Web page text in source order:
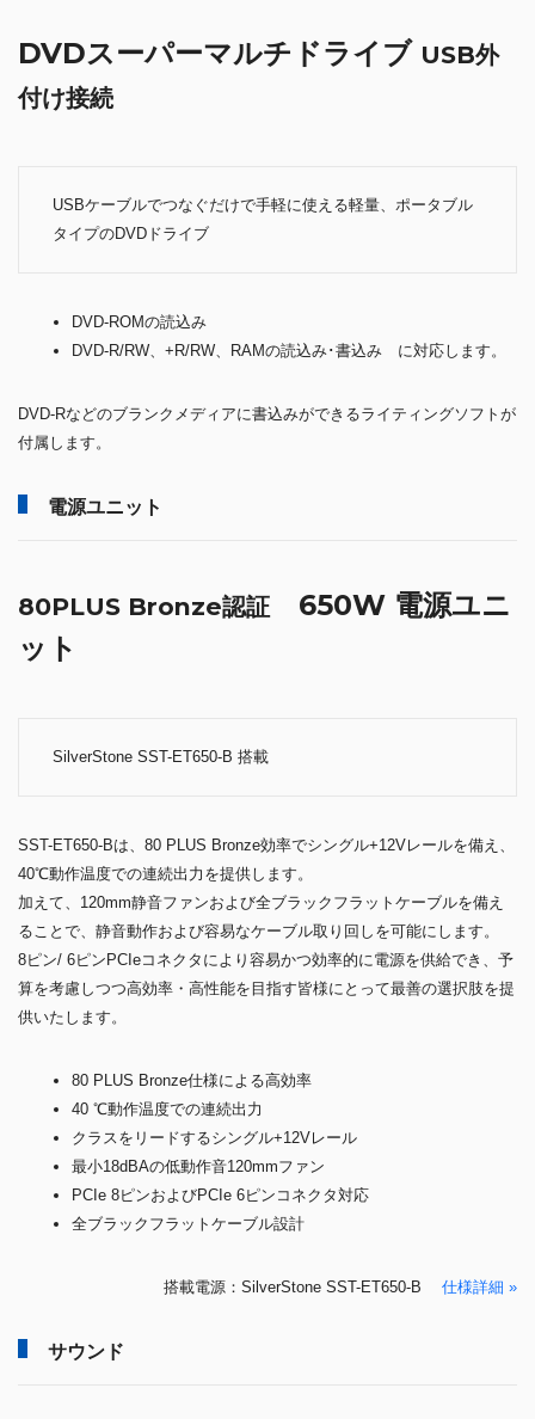
DVDスーパーマルチドライブ USB外
付け接続
USBケーブルでつなぐだけで手軽に使える軽量、ポータブル
タイプのDVDドライブ
DVD-ROMの読込み
DVD-R/RW、+R/RW、RAMの読込み･書込み に対応します。
DVD-Rなどのブランクメディアに書込みができるライティングソフトが
付属します。
電源ユニット
80PLUS Bronze認証 650W 電源ユニ
ット
SilverStone SST-ET650-B 搭載
SST-ET650-Bは、80 PLUS Bronze効率でシングル+12Vレールを備え、
40℃動作温度での連続出力を提供します。
加えて、120mm静音ファンおよび全ブラックフラットケーブルを備え
ることで、静音動作および容易なケーブル取り回しを可能にします。
8ピン/ 6ピンPCIeコネクタにより容易かつ効率的に電源を供給でき、予
算を考慮しつつ高効率・高性能を目指す皆様にとって最善の選択肢を提
供いたします。
80 PLUS Bronze仕様による高効率
40 ℃動作温度での連続出力
クラスをリードするシングル+12Vレール
最小18dBAの低動作音120mmファン
PCIe 8ピンおよびPCIe 6ピンコネクタ対応
全ブラックフラットケーブル設計
搭載電源：SilverStone SST-ET650-B 仕様詳細 »
サウンド